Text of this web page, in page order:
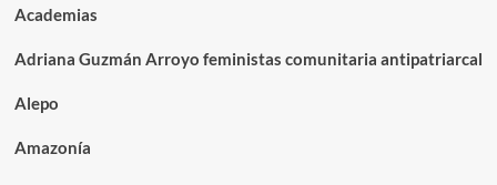
Academias
Adriana Guzmán Arroyo feministas comunitaria antipatriarcal
Alepo
Amazonía